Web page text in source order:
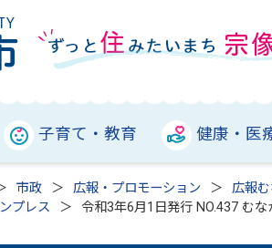
子育て・教育 健康・医
市政 広報・プロモーション 広報
プレス
令和3年6月1日発行 NO.437 む